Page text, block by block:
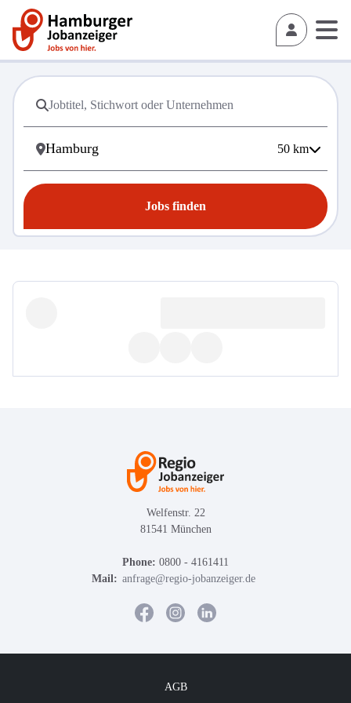
50 km
Jobs finden
Welfenstr. 22
81541 München
Phone: 0800 - 4161411
Mail: anfrage@regio-jobanzeiger.de
AGB